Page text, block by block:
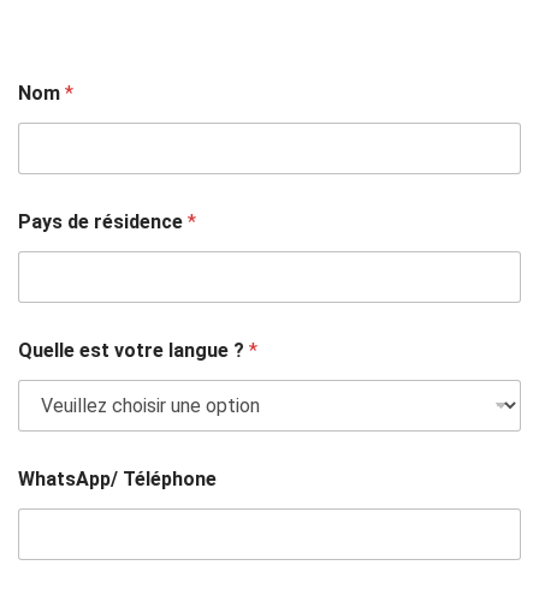
Nom*
Pays de résidence*
Quelle est votre langue ?*
WhatsApp/ Téléphone